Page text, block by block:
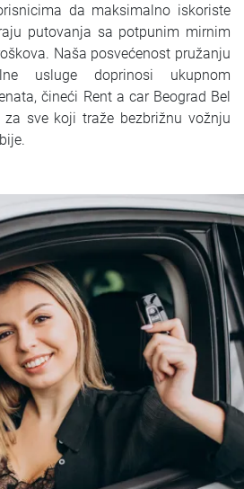
da maksimalno iskoriste
putovanja sa potpunim mirnim
Naša posvećenost pružanju
usluge doprinosi ukupnom
čineći Rent a car Beograd Bel
sve koji traže bezbrižnu vožnju